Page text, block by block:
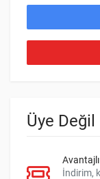
Üye
İndirim,